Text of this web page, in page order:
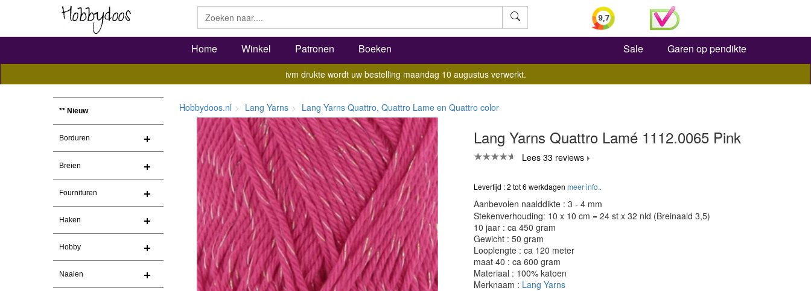
Zoeken
Home Winkel Patronen Boeken Sale Garen op pendikte
ivm drukte wordt uw bestelling maandag 10 augustus verwerkt.
** Nieuw
Borduren
Breien
Fournituren
Haken
Hobby
Naaien
Hobbydoos.nl Lang Yarns Lang Yarns Quattro, Quattro Lame en Quattro color
Lang Yarns Quattro Lamé 1112.0065 Pink
Lees 33 reviews
Levertijd : 2 tot 6 werkdagen meer info..
Aanbevolen naalddikte : 3 - 4 mm
Stekenverhouding: 10 x 10 cm = 24 st x 32 nld (Breinaald 3,5)
10 jaar : ca 450 gram
Gewicht : 50 gram
Looplengte : ca 120 meter
maat 40 : ca 600 gram
Materiaal : 100% katoen
Merknaam : Lang Yarns